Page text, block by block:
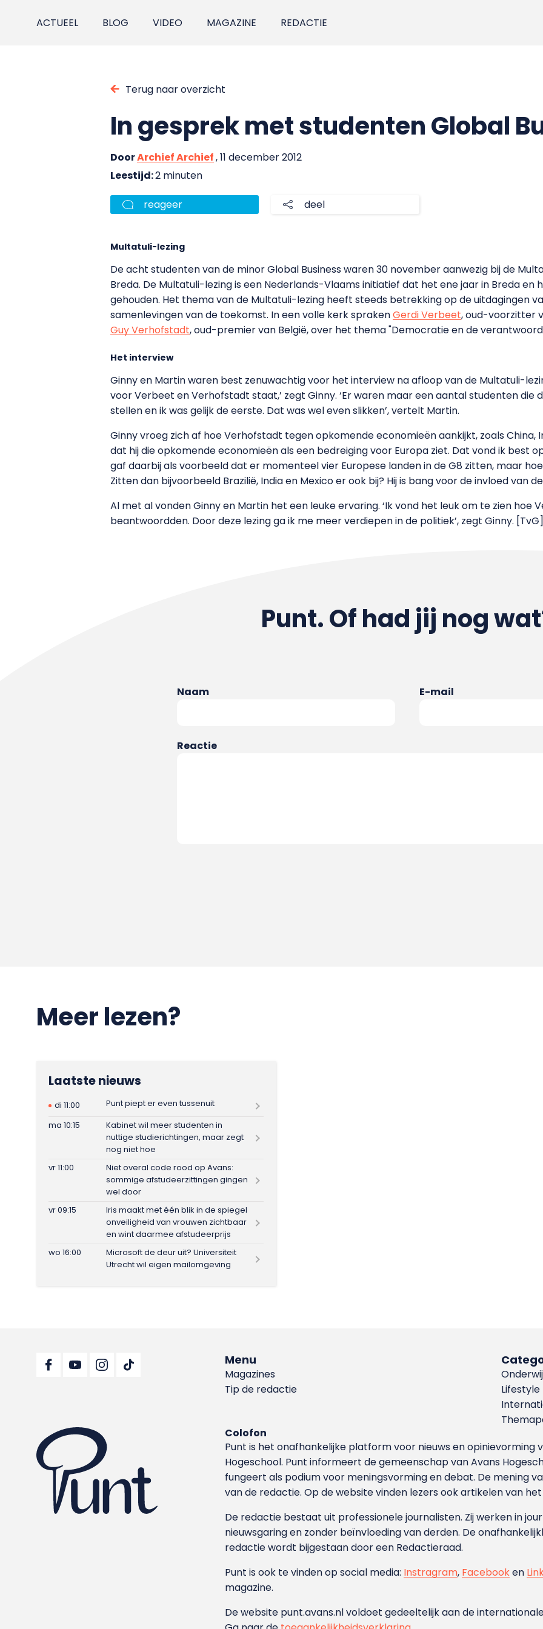
ACTUEEL BLOG VIDEO MAGAZINE REDACTIE
Terug naar overzicht
In gesprek met studenten Global
DoorArchief Archief, 11 december 2012
Leestijd:2 minuten
reageer deel
Multatuli-lezing
De acht studenten van de minor Global Business waren 30 november aanwezig bij de
Breda. De Multatuli-lezing is een Nederlands-Vlaams initiatief dat het ene jaar in Breda en
gehouden. Het thema van de Multatuli-lezing heeft steeds betrekking op de uitdagingen
samenlevingen van de toekomst. In een volle kerk sprakenGerdi Verbeet, oud-voorzitter
Guy Verhofstadt, oud-premier van België, over het thema "Democratie en de
Het interview
Ginny en Martin waren best zenuwachtig voor het interview na afloop van de Multatuli-
voor Verbeet en Verhofstadt staat,’ zegt Ginny. ‘Er waren maar een aantal studenten die
stellen en ik was gelijk de eerste. Dat was wel even slikken’, vertelt Martin.
Ginny vroeg zich af hoe Verhofstadt tegen opkomende economieën aankijkt, zoals China,
dat hij die opkomende economieën als een bedreiging voor Europa ziet. Dat vond ik best
gaf daarbij als voorbeeld dat er momenteel vier Europese landen in de G8 zitten, maar
Zitten dan bijvoorbeeld Brazilië, India en Mexico er ook bij? Hij is bang voor de invloed van
Al met al vonden Ginny en Martin het een leuke ervaring. ‘Ik vond het leuk om te zien
beantwoordden. Door deze lezing ga ik me meer verdiepen in de politiek’, zegt Ginny. [TvG]
Punt. Of had jij nog
Naam E-mail
Reactie
Meer lezen?
Laatste nieuws
di 11:00
Punt piept er even tussenuit
ma 10:15
Kabinet wil meer studenten in
nuttige studierichtingen, maar zegt
nog niet hoe
vr 11:00
Niet overal code rood op Avans:
sommige afstudeerzittingen gingen
wel door
vr 09:15
Iris maakt met één blik in de spiegel
onveiligheid van vrouwen zichtbaar
en wint daarmee afstudeerprijs
wo 16:00
Microsoft de deur uit? Universiteit
Utrecht wil eigen mailomgeving
Menu
Magazines
Tip de redactie
Lifestyle
Colofon
Punt is het onafhankelijke platform voor nieuws en
Hoge­school. Punt informeert de gemeenschap van Avans
fungeert als podium voor meningsvorming en debat. De mening
van de redactie. Op de website vinden lezers ook artikelen van
De redactie bestaat uit professionele journalisten. Zij werken in
nieuwsgaring en zonder beïnvloeding van derden. De
redactie wordt bijgestaan door een Redactieraad.
Punt is ook te vinden op social media: Instragram, Facebooken
magazine.
De website punt.avans.nl voldoet gedeeltelijk aan de